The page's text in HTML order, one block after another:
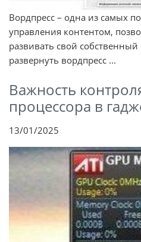
Вордпресс – одна из самых
управления контентом,
развивать свой
развернуть вордпресс ...
Важность
процессора в
13/01/2025